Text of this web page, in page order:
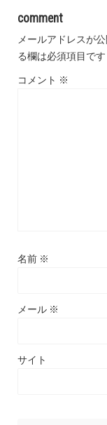
comment
メールアドレスが
る欄は必須項目です
コメント ※
名前 ※
メール ※
サイト